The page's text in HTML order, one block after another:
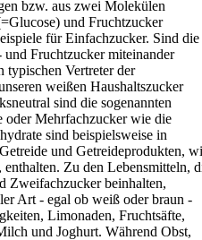
bzw. aus zwei Molekülen
und Fruchtzucker
für Einfachzucker. Sind die
und Fruchtzucker miteinander
typischen Vertreter der
weißen Haushaltszucker
sind die sogenannten
oder Mehrfachzucker wie die
sind beispielsweise in
und Getreideprodukten,
Zu den Lebensmitteln,
Zweifachzuckerbeinhalten,
Art - egal ob weiß oder braun -
Limonaden, Fruchtsäfte,
und Joghurt. Während Obst,